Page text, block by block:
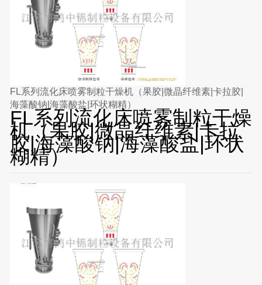
FL系列流化床喷雾制粒干燥机（果胶|微晶纤维素|卡拉胶|
海藻酸钠|海藻酸盐|环状糊精）
FL系列流化床喷雾制粒干燥
机（果胶|微晶纤维素|卡拉
胶|海藻酸钠|海藻酸盐|环状
糊精）